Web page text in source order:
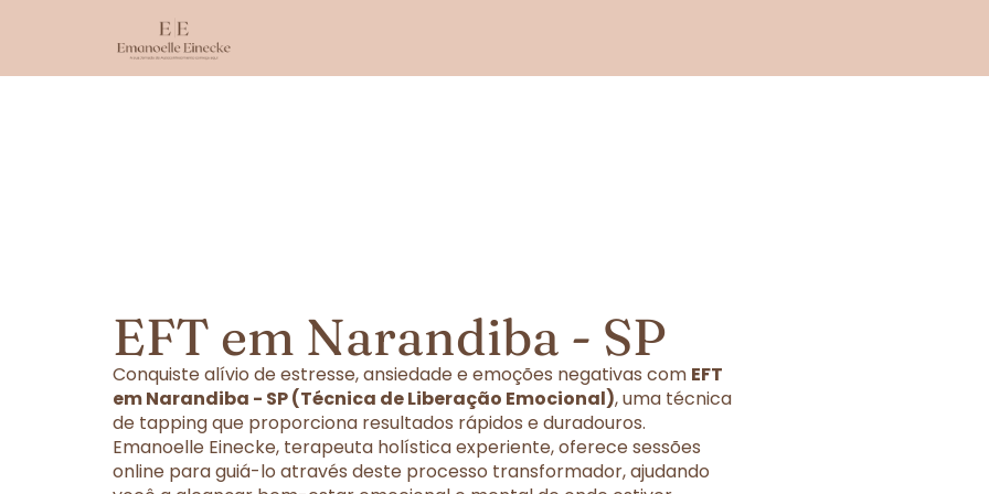
EFT em Narandiba - SP
Conquiste alívio de estresse, ansiedade e emoções negativas com EFT
em Narandiba - SP (Técnica de Liberação Emocional), uma técnica
de tapping que proporciona resultados rápidos e duradouros.
Emanoelle Einecke, terapeuta holística experiente, oferece sessões
online para guiá-lo através deste processo transformador, ajudando